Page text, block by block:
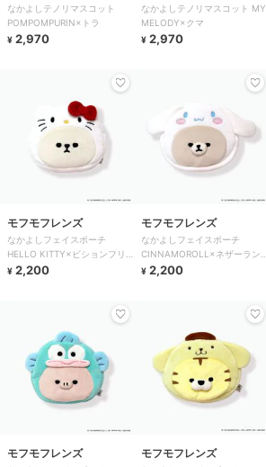
なかよしテノリマスコット
POMPOMPURIN×トラ
¥ 2,970
なかよしテノリマスコット MY
MELODY×クマ
¥ 2,970
モフモフレンズ
なかよしフェイスポーチ
HELLO KITTY×ビションフリ
ーゼ
¥ 2,200
モフモフレンズ
なかよしフェイスポーチ
CINNAMOROLL×ネザーラン
ドドワーフ
¥ 2,200
モフモフレンズ モフモフレンズ